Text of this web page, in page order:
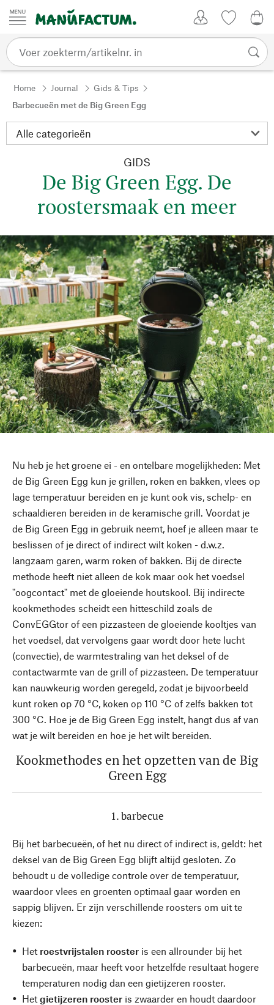
Passer au contenu
Home Journal
Gids & Tips
Barbecueën met de Big Green Egg
GIDS
De Big Green Egg. De
roostersmaak en meer
Nu heb je het groene ei - en ontelbare mogelijkheden: Met
de Big Green Egg kun je grillen, roken en bakken, vlees op
lage temperatuur bereiden en je kunt ook vis, schelp- en
schaaldieren bereiden in de keramische grill. Voordat je
de Big Green Egg in gebruik neemt, hoef je alleen maar te
beslissen of je direct of indirect wilt koken - d.w.z.
langzaam garen, warm roken of bakken. Bij de directe
methode heeft niet alleen de kok maar ook het voedsel
"oogcontact" met de gloeiende houtskool. Bij indirecte
kookmethodes scheidt een hitteschild zoals de
ConvEGGtor of een pizzasteen de gloeiende kooltjes van
het voedsel, dat vervolgens gaar wordt door hete lucht
(convectie), de warmtestraling van het deksel of de
contactwarmte van de grill of pizzasteen. De temperatuur
kan nauwkeurig worden geregeld, zodat je bijvoorbeeld
kunt roken op 70 °C, koken op 110 °C of zelfs bakken tot
300 °C. Hoe je de Big Green Egg instelt, hangt dus af van
wat je wilt bereiden en hoe je het wilt bereiden.
Kookmethodes en het opzetten van de Big
Green Egg
1. barbecue
Bij het barbecueën, of het nu direct of indirect is, geldt: het
deksel van de Big Green Egg blijft altijd gesloten. Zo
behoudt u de volledige controle over de temperatuur,
waardoor vlees en groenten optimaal gaar worden en
sappig blijven. Er zijn verschillende roosters om uit te
kiezen:
Het roestvrijstalen rooster is een allrounder bij het
barbecueën, maar heeft voor hetzelfde resultaat hogere
temperaturen nodig dan een gietijzeren rooster.
Het gietijzeren rooster is zwaarder en houdt daardoor